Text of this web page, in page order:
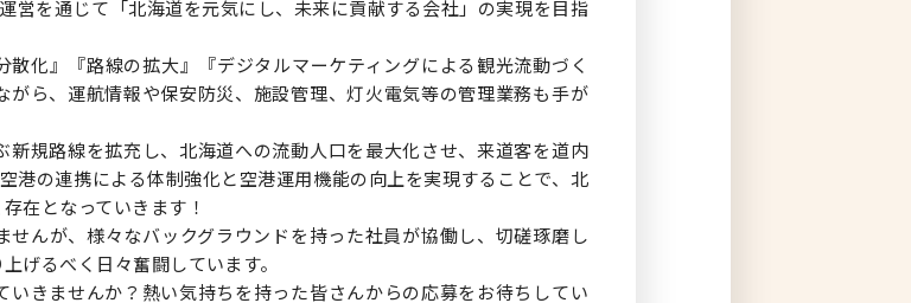
営を通じて「北海道を元気にし、未来に貢献する会社」の実現を目指
化』『路線の拡大』『デジタルマーケティングによる観光流動づく
がら、運航情報や保安防災、施設管理、灯火電気等の管理業務も手が
規路線を拡充し、北海道への流動人口を最大化させ、来道客を道内
港の連携による体制強化と空港運用機能の向上を実現することで、北
在となっていきます！
んが、様々なバックグラウンドを持った社員が協働し、切磋琢磨し
げるべく日々奮闘しています。
きませんか？熱い気持ちを持った皆さんからの応募をお待ちしてい